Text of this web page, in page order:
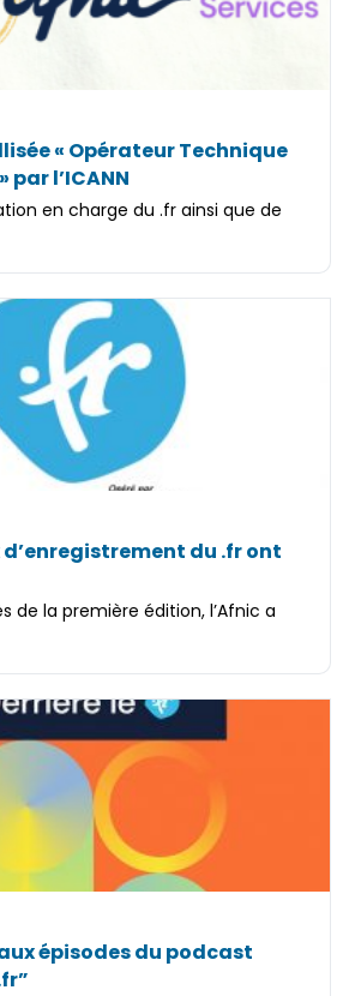
« Opérateur Technique
par l’ICANN
en charge du .fr ainsi que de
d’enregistrement du .fr ont
de la première édition, l’Afnic a
épisodes du podcast